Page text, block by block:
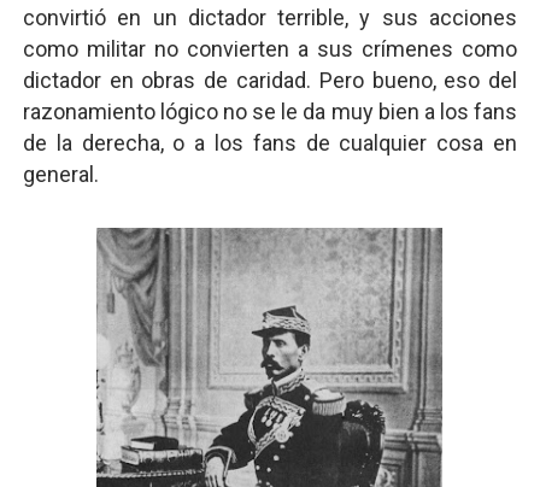
convirtió en un dictador terrible, y sus acciones
como militar no convierten a sus crímenes como
dictador en obras de caridad. Pero bueno, eso del
razonamiento lógico no se le da muy bien a los fans
de la derecha, o a los fans de cualquier cosa en
general.